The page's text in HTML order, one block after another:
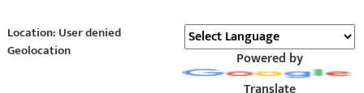
Location: User denied
Geolocation
Powered by